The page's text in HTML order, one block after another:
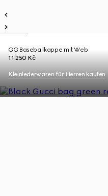
GG Baseballkappe mit Web
11 250 Kč
Kleinlederwaren für Herren kaufen